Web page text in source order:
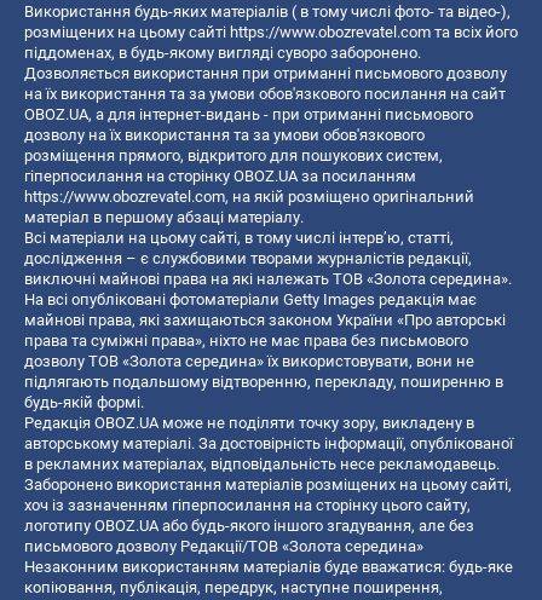
Використання будь-яких матеріалів ( в тому числі фото- та відео-),
розміщених на цьому сайті https://www.obozrevatel.com та всіх його
піддоменах, в будь-якому вигляді суворо заборонено.
Дозволяється використання при отриманні письмового дозволу
на їх використання та за умови обов'язкового посилання на сайт
OBOZ.UA, а для інтернет-видань - при отриманні письмового
дозволу на їх використання та за умови обов'язкового
розміщення прямого, відкритого для пошукових систем,
гіперпосилання на сторінку OBOZ.UA за посиланням
https://www.obozrevatel.com, на якій розміщено оригінальний
матеріал в першому абзаці матеріалу.
Всі матеріали на цьому сайті, в тому числі інтерв’ю, статті,
дослідження – є службовими творами журналістів редакції,
виключні майнові права на які належать ТОВ «Золота середина».
На всі опубліковані фотоматеріали Getty Images редакція має
майнові права, які захищаються законом України «Про авторські
права та суміжні права», ніхто не має права без письмового
дозволу ТОВ «Золота середина» їх використовувати, вони не
підлягають подальшому відтворенню, перекладу, поширенню в
будь-якій формі.
Редакція OBOZ.UA може не поділяти точку зору, викладену в
авторському матеріалі. За достовірність інформації, опублікованої
в рекламних матеріалах, відповідальність несе рекламодавець.
Заборонено використання матеріалів розміщених на цьому сайті,
хоч із зазначенням гіперпосилання на сторінку цього сайту,
логотипу OBOZ.UA або будь-якого іншого згадування, але без
письмового дозволу Редакції/ТОВ «Золота середина»
Незаконним використанням матеріалів буде вважатися: будь-яке
копiювання, публiкацiя, передрук, наступне поширення,